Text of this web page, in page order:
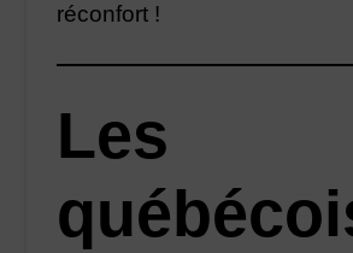
réconfort !
Les